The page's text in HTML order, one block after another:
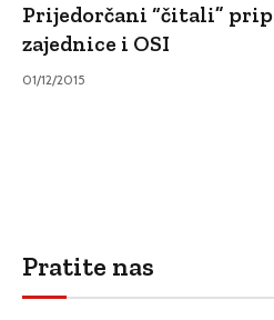
Prijedorčani “čitali”
zajednice i OSI
01/12/2015
Pratite nas